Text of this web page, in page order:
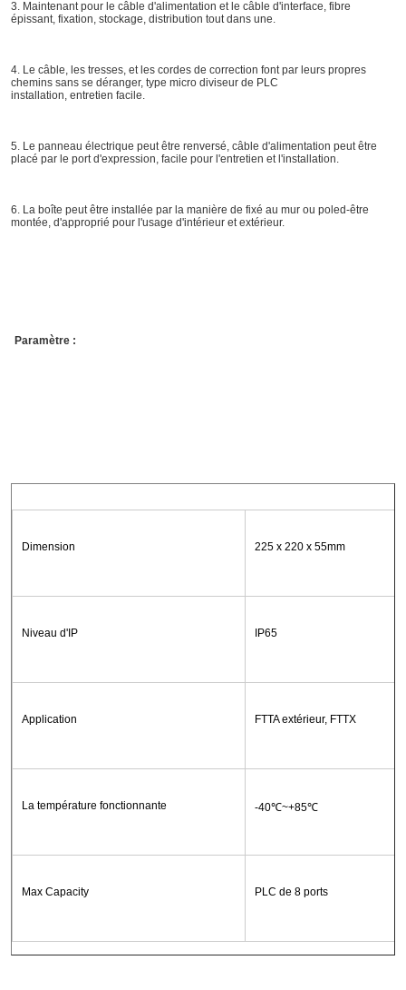
3. Maintenant pour le câble d'alimentation et le câble d'interface, fibre
épissant, fixation, stockage, distribution tout dans une.
4. Le câble, les tresses, et les cordes de correction font par leurs propres
chemins sans se déranger, type micro diviseur de PLC
installation, entretien facile.
5. Le panneau électrique peut être renversé, câble d'alimentation peut être
placé par le port d'expression, facile pour l'entretien et l'installation.
6. La boîte peut être installée par la manière de fixé au mur ou poled-être
montée, d'approprié pour l'usage d'intérieur et extérieur.
Paramètre :
Dimension 225 x 220 x 55mm
Niveau d'IP IP65
Application FTTA extérieur, FTTX
La température fonctionnante -40℃~+85℃
Max Capacity PLC de 8 ports